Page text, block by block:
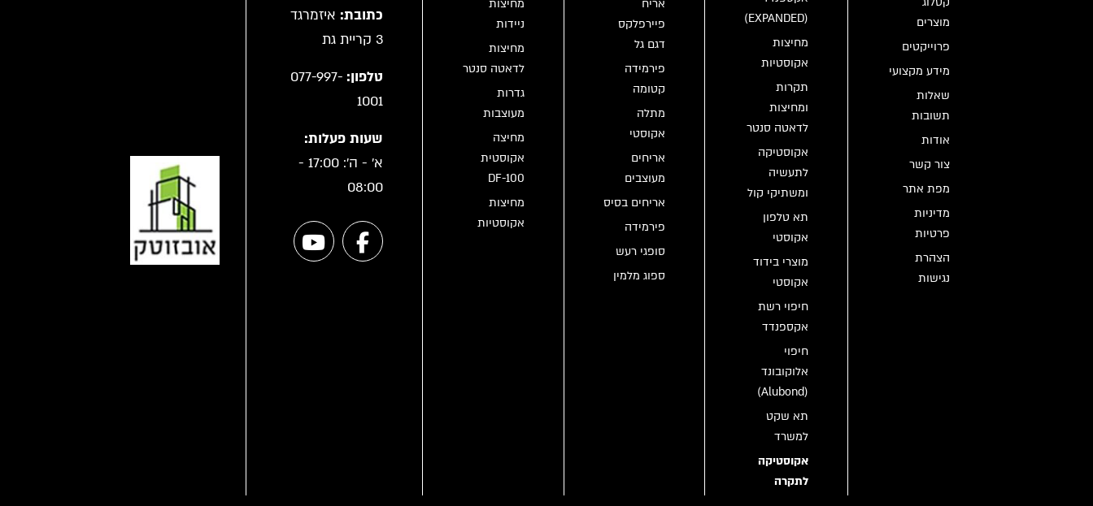
מוצרים
פרוייקטים
מידע מקצועי
שאלות
תשובות
אודות
צור קשר
מפת אתר
מדיניות
פרטיות
הצהרת
נגישות
(EXPANDED)
מחיצות
אקוסטיות
תקרות
ומחיצות
לדאטה סנטר
אקוסטיקה
לתעשיה
ומשתיקי קול
תא טלפון
אקוסטי
מוצרי בידוד
אקוסטי
חיפוי רשת
אקספנדד
חיפוי
אלוקובונד
(Alubond)
תא שקט
למשרד
אקוסטיקה
לתקרה
אריח
פיירפלקס
דגם גל
פירמידה
קטומה
מתלה
אקוסטי
אריחים
מעוצבים
אריחים בסיס
פירמידה
סופגי רעש
ספוג מלמין
מחיצות
ניידות
מחיצות
לדאטה סנטר
גדרות
מעוצבות
מחיצה
אקוסטית
DF-100
מחיצות
אקוסטיות
כתובת: איזמרגד
3 קריית גת
טלפון: 077-997-
1001
שעות פעלות:
א' - ה': 17:00 -
08:00